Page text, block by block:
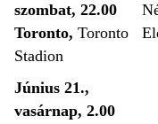
szombat, 22.00
Toronto, Toronto
Stadion
Június 21.,
vasárnap, 2.00